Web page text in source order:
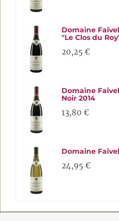
Domaine
"Le Clos du
20,25 €
Domaine
Noir 2014
13,80 €
Domaine
24,95 €